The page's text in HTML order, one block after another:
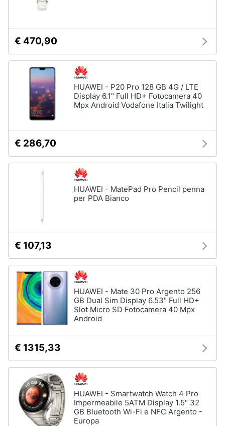
€ 470,90
HUAWEI - P20 Pro 128 GB 4G / LTE
Display 6.1" Full HD+ Fotocamera 40
Mpx Android Vodafone Italia Twilight
€ 286,70
HUAWEI - MatePad Pro Pencil penna
per PDA Bianco
€ 107,13
HUAWEI - Mate 30 Pro Argento 256
GB Dual Sim Display 6.53" Full HD+
Slot Micro SD Fotocamera 40 Mpx
Android
€ 1315,33
HUAWEI - Smartwatch Watch 4 Pro
Impermeabile 5ATM Display 1.5" 32
GB Bluetooth Wi-Fi e NFC Argento -
Europa